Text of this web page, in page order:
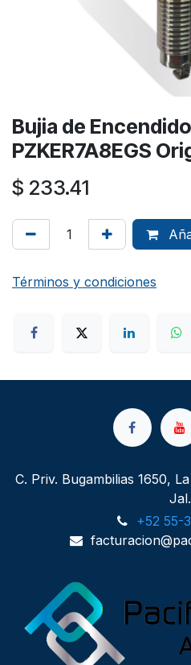
Bujia de
PZKER7A8EGS
$ 233.41
Términos y condiciones
C. Priv. Bugambilias 1650,
Jal.
+52 55-